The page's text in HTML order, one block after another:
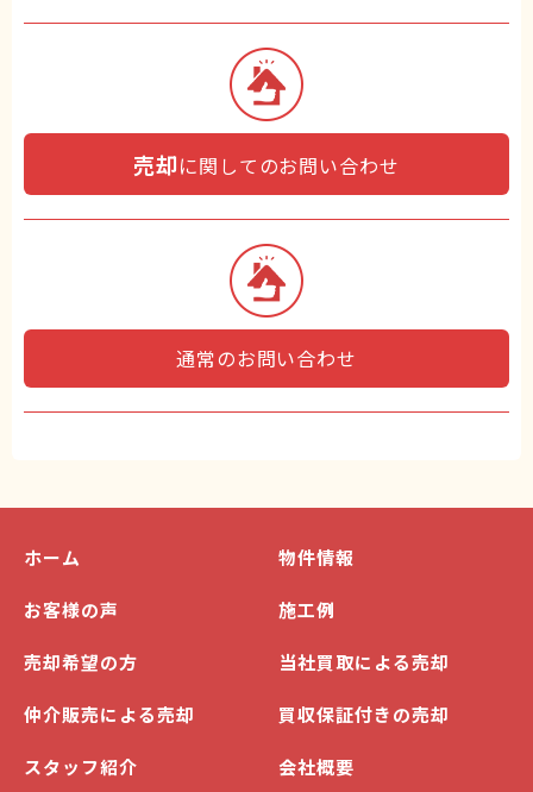
売却に関してのお問い合わせ
通常のお問い合わせ
ホーム 物件情報
お客様の声 施工例
売却希望の方 当社買取による売却
仲介販売による売却 買収保証付きの売却
スタッフ紹介 会社概要